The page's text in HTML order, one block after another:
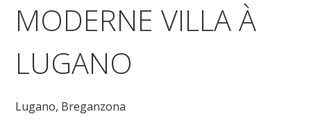
MODERNE VILLA À
LUGANO
Lugano, Breganzona